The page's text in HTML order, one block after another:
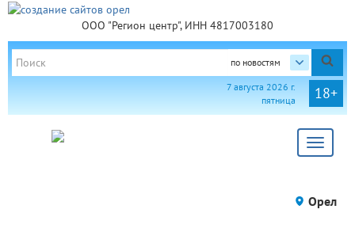
ООО "Регион центр", ИНН 4817003180
по новостям
18+
7 августа 2026 г.
пятница
Toggle
Орел